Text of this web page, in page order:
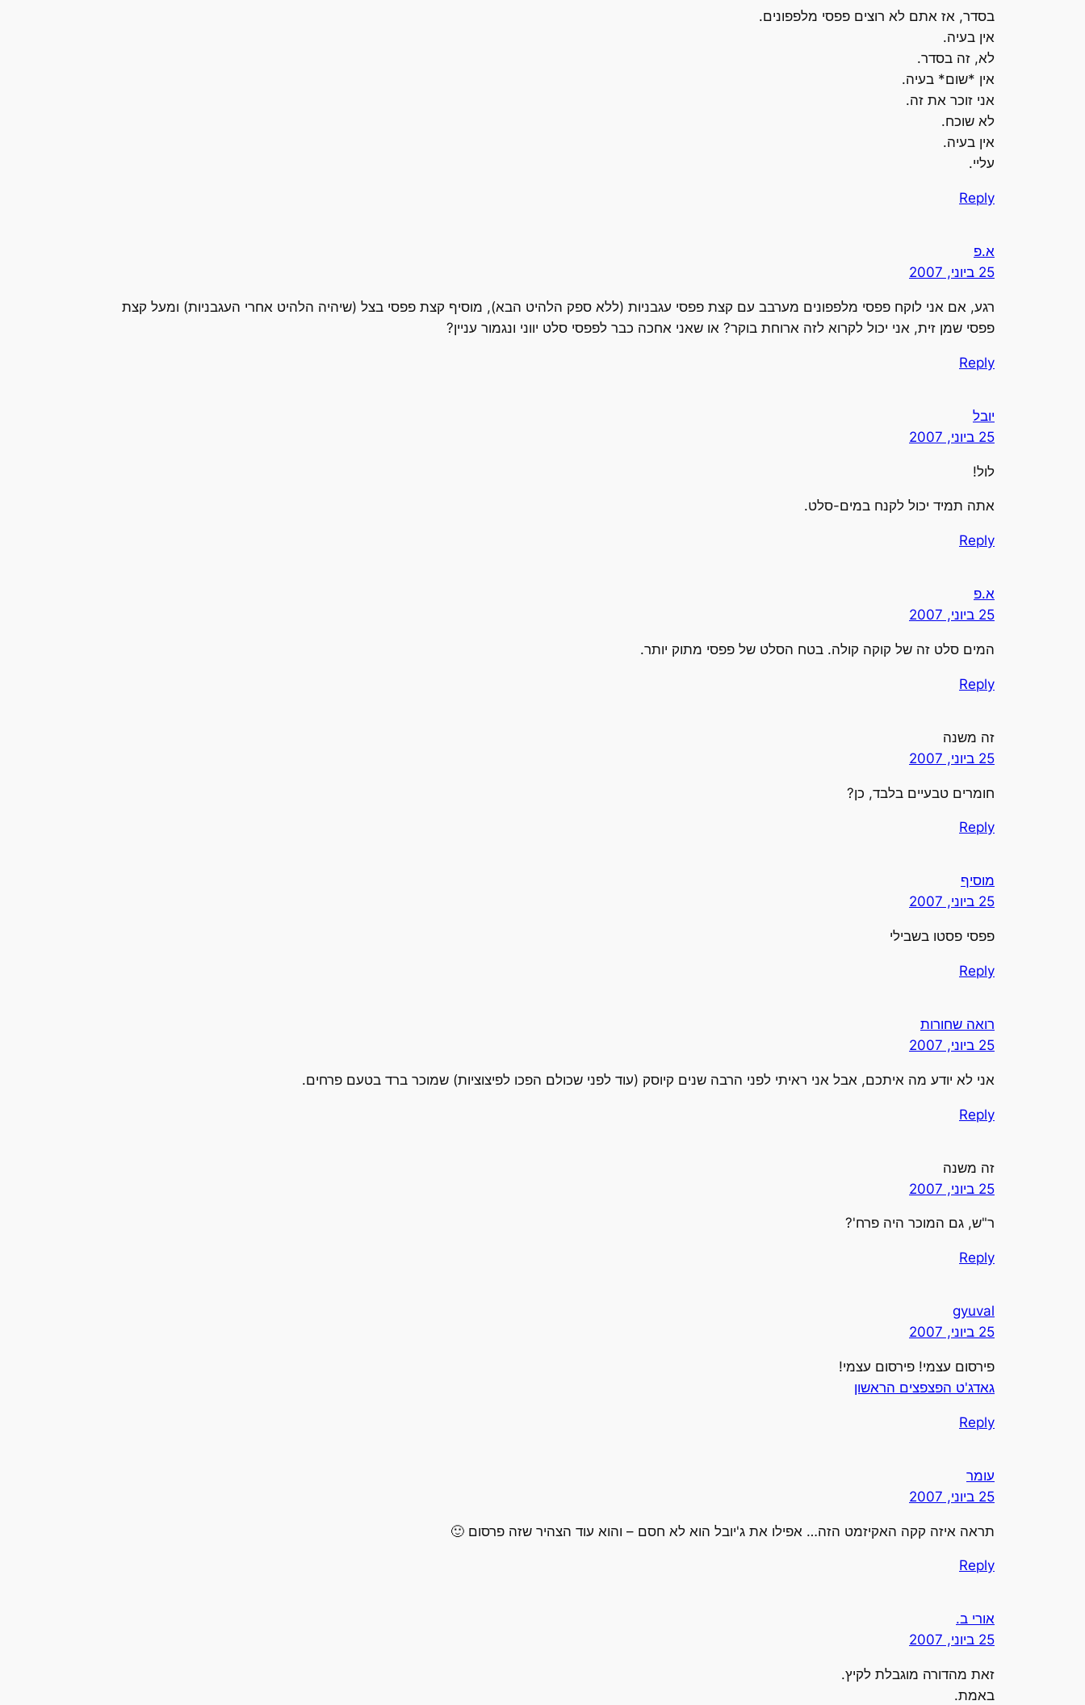
בסדר, אז אתם לא רוצים פפסי מלפפונים.
אין בעיה.
לא, זה בסדר.
אין *שום* בעיה.
אני זוכר את זה.
לא שוכח.
אין בעיה.
עליי.
Reply
א.פ
25 ביוני, 2007
רגע, אם אני לוקח פפסי מלפפונים מערבב עם קצת פפסי עגבניות (ללא ספק הלהיט הבא), מוסיף קצת פפסי בצל (שיהיה הלהיט אחרי העגבניות) ומעל קצת
פפסי שמן זית, אני יכול לקרוא לזה ארוחת בוקר? או שאני אחכה כבר לפפסי סלט יווני ונגמור עניין?
Reply
יובל
25 ביוני, 2007
לול!
אתה תמיד יכול לקנח במים-סלט.
Reply
א.פ
25 ביוני, 2007
המים סלט זה של קוקה קולה. בטח הסלט של פפסי מתוק יותר.
Reply
זה משנה
25 ביוני, 2007
חומרים טבעיים בלבד, כן?
Reply
מוסיף
25 ביוני, 2007
פפסי פסטו בשבילי
Reply
רואה שחורות
25 ביוני, 2007
אני לא יודע מה איתכם, אבל אני ראיתי לפני הרבה שנים קיוסק (עוד לפני שכולם הפכו לפיצוציות) שמוכר ברד בטעם פרחים.
Reply
זה משנה
25 ביוני, 2007
ר"ש, גם המוכר היה פרח'?
Reply
gyuval
25 ביוני, 2007
פירסום עצמי! פירסום עצמי!
גאדג'ט הפצפצים הראשון
Reply
עומר
25 ביוני, 2007
תראה איזה קקה האקיזמט הזה… אפילו את ג'יובל הוא לא חסם – והוא עוד הצהיר שזה פרסום 🙂
Reply
אורי ב.
25 ביוני, 2007
זאת מהדורה מוגבלת לקיץ.
באמת.